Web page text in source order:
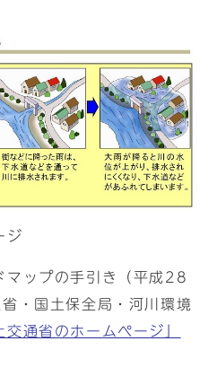
ジ
マップの手引き（平成28
・国土保全局・河川環境
交通省のホームページ」